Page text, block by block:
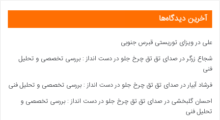
آخرین دیدگاه‌ها
علی درویزای توریستی قبرس جنوبی
شجاع زرگردرصدای تق تق چرخ جلو در دست انداز : بررسی تخصصی و تحلیل
فنی
فرشاد آبیاردرصدای تق تق چرخ جلو در دست انداز : بررسی تخصصی و تحلیل فنی
احسان گلبخشی درصدای تق تق چرخ جلو در دست انداز : بررسی تخصصی و
تحلیل فنی